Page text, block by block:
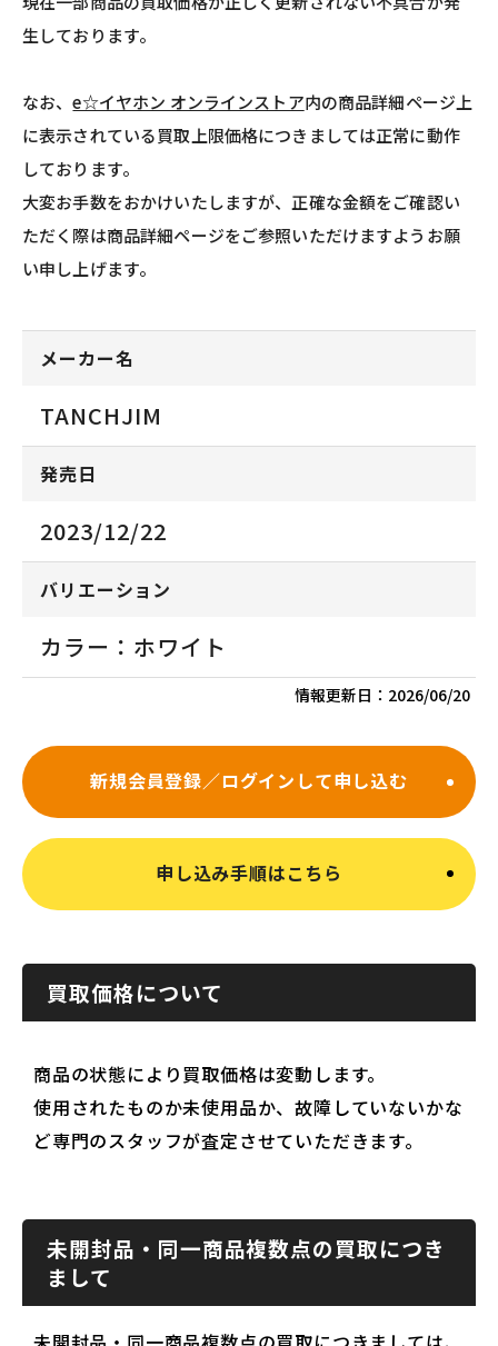
生しております。
なお、e☆イヤホン オンラインストア内の商品詳細ページ上
に表示されている買取上限価格につきましては正常に動作
しております。
大変お手数をおかけいたしますが、正確な金額をご確認い
ただく際は商品詳細ページをご参照いただけますようお願
い申し上げます。
メーカー名
TANCHJIM
発売日
2023/12/22
バリエーション
カラー：ホワイト
情報更新日： 2026/06/20
新規会員登録／ログインして申し込む
申し込み手順はこちら
買取価格について
商品の状態により買取価格は変動します。
使用されたものか未使用品か、故障していないかな
ど専門のスタッフが査定させていただきます。
未開封品・同一商品複数点の買取につき
まして